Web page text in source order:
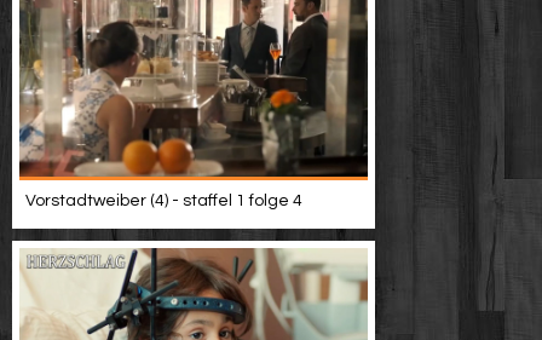
Vorstadtweiber (4) - staffel 1 folge 4